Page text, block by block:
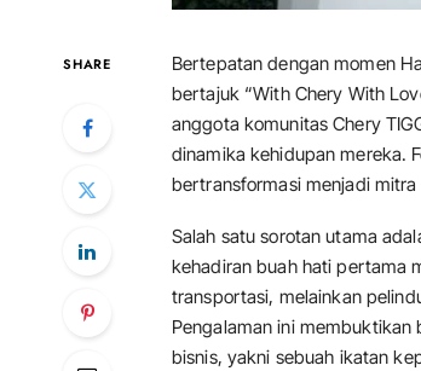
SHARE Bertepatan dengan momen
bertajuk “With Chery With
anggota komunitas Chery
dinamika kehidupan mereka.
bertransformasi menjadi
Salah satu sorotan utama
kehadiran buah hati pertama
transportasi, melainkan
Pengalaman ini
bisnis, yakni sebuah ikatan